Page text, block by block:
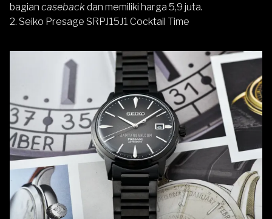
bagian casebackdan memiliki harga 5,9 juta.
2. Seiko Presage SRPJ15J1 Cocktail Time